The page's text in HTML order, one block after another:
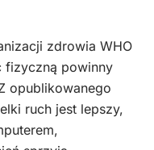
zdrowia WHO
fizyczną powinny
opublikowanego
ruch jest lepszy,